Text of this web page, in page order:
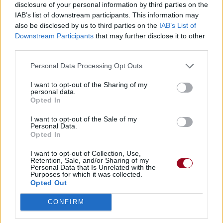
disclosure of your personal information by third parties on the
IAB’s list of downstream participants. This information may
also be disclosed by us to third parties on the IAB’s List of
Downstream Participants that may further disclose it to other
Personal Data Processing Opt Outs
I want to opt-out of the Sharing of my
personal data.
Opted In
I want to opt-out of the Sale of my
Personal Data.
Opted In
I want to opt-out of Collection, Use,
Retention, Sale, and/or Sharing of my
Personal Data that Is Unrelated with the
Purposes for which it was collected.
Opted Out
CONFIRM